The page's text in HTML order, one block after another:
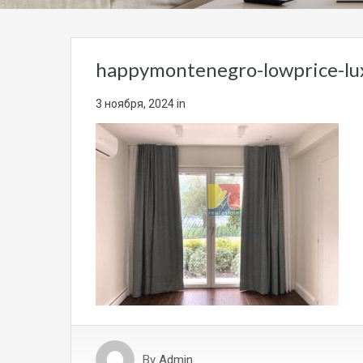
happymontenegro-lowprice-
3 ноября, 2024in
By Admin